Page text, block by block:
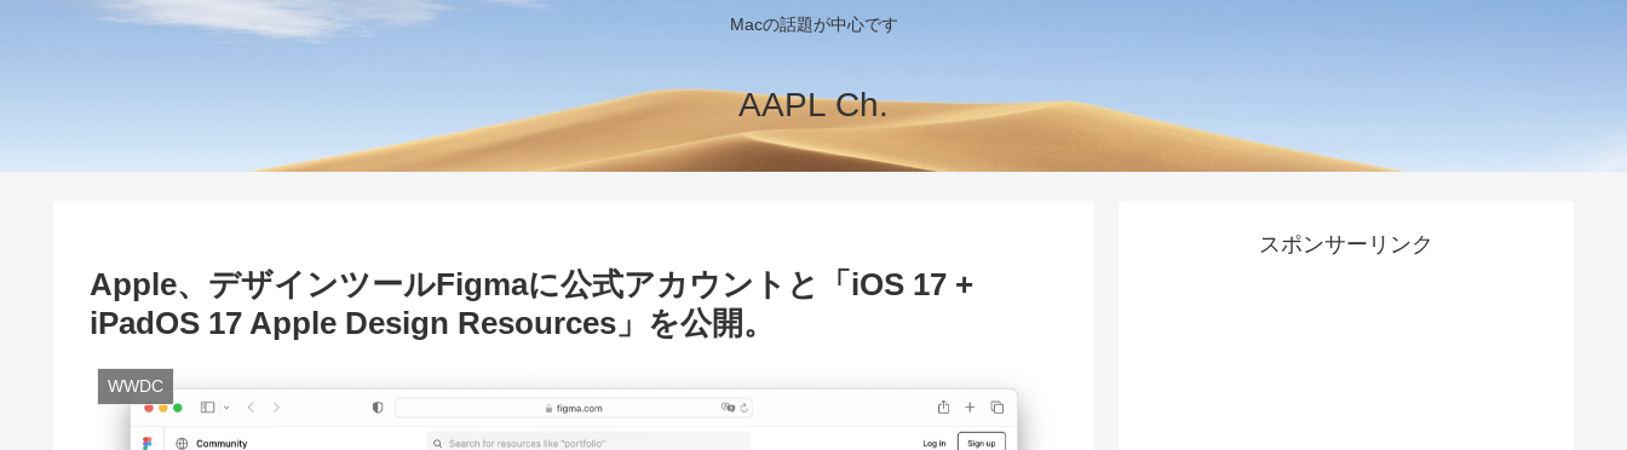
Macの話題が中心です
AAPL Ch.
Apple、デザインツールFigmaに公式アカウントと「iOS 17 +
iPadOS 17 Apple Design Resources」を公開。
WWDC
スポンサーリンク